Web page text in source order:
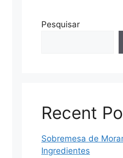
Pesquisar
Recent
Sobremesa de
Ingredientes